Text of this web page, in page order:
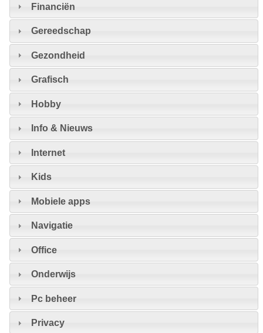
Financiën
Gereedschap
Gezondheid
Grafisch
Hobby
Info & Nieuws
Internet
Kids
Mobiele apps
Navigatie
Office
Onderwijs
Pc beheer
Privacy